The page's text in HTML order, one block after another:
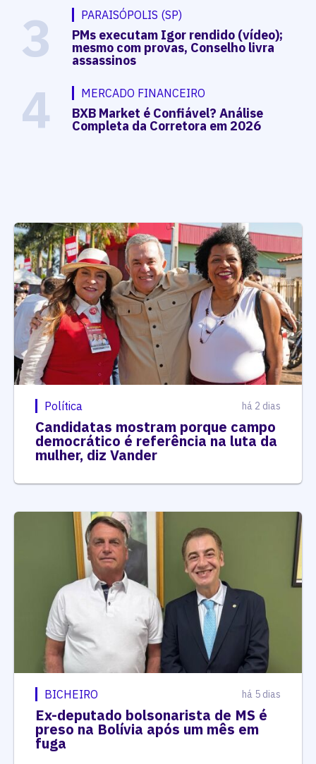
3 PARAISÓPOLIS (SP)
PMs executam Igor rendido (vídeo);
mesmo com provas, Conselho livra
assassinos
4 MERCADO FINANCEIRO
BXB Market é Confiável? Análise
Completa da Corretora em 2026
Política há 2 dias
Candidatas mostram porque campo
democrático é referência na luta da
mulher, diz Vander
BICHEIRO há 5 dias
Ex-deputado bolsonarista de MS é
preso na Bolívia após um mês em
fuga